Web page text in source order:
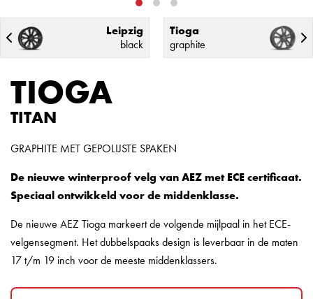
Leipzig
black
Tioga
graphite
TIOGA
TITAN
GRAPHITE MET GEPOLIJSTE SPAKEN
De nieuwe winterproof velg van AEZ met ECE certificaat.
Speciaal ontwikkeld voor de middenklasse.
De nieuwe AEZ Tioga markeert de volgende mijlpaal in het ECE-
velgensegment. Het dubbelspaaks design is leverbaar in de maten
17 t/m 19 inch voor de meeste middenklassers.